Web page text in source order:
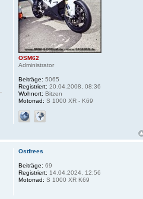
OSM62
Administrator
Beiträge: 5065
Registriert: 20.04.2008, 08:36
Wohnort: Bitzen
Motorrad: S 1000 XR - K69
Ostfrees
Beiträge: 69
Registriert: 14.04.2024, 12:56
Motorrad: S 1000 XR K69